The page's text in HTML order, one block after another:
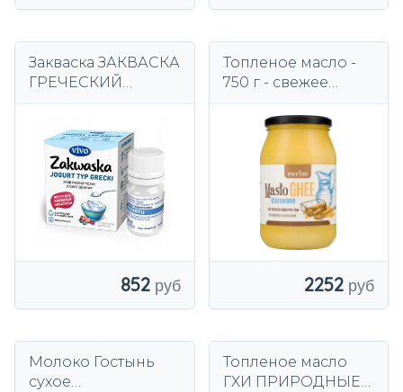
Закваска ЗАКВАСКА
ГРЕЧЕСКИЙ
КУЛЬТУРЫ VIVO
natural 1 флакон
852
Топленое масло -
750 г - свежее
2252
Молоко Гостынь
сухое
Топленое масло
ГХИ ПРИРОДНЫЕ